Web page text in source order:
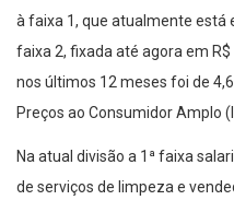
à faixa 1, que atualmente está
faixa 2, fixada até agora em
nos últimos 12 meses foi de
Preços ao Consumidor Amplo
Na atual divisão a 1ª faixa
de serviços de limpeza e